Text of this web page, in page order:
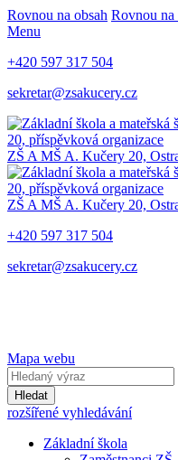
Rovnou na obsah Rovnou na
Menu
+420 597 317 504
sekretar@zsakucery.cz
ZŠ A MŠ A. Kučery 20,
ZŠ A MŠ A. Kučery 20,
+420 597 317 504
sekretar@zsakucery.cz
Mapa webu
Hledat
rozšířené vyhledávání
Základní škola